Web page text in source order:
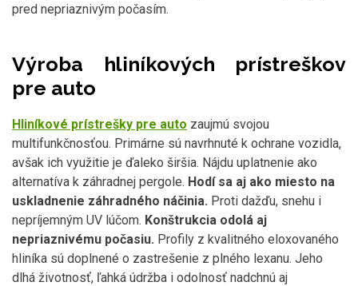
pred nepriaznivým počasím.
Výroba hliníkových prístreškov
pre auto
Hliníkové prístrešky pre auto zaujmú svojou
multifunkčnosťou. Primárne sú navrhnuté k ochrane vozidla,
avšak ich využitie je ďaleko širšia. Nájdu uplatnenie ako
alternatíva k záhradnej pergole. Hodí sa aj ako miesto na
uskladnenie záhradného náčinia. Proti dažďu, snehu i
nepríjemným UV lúčom. Konštrukcia odolá aj
nepriaznivému počasiu. Profily z kvalitného eloxovaného
hliníka sú doplnené o zastrešenie z plného lexanu. Jeho
dlhá životnosť, ľahká údržba i odolnosť nadchnú aj